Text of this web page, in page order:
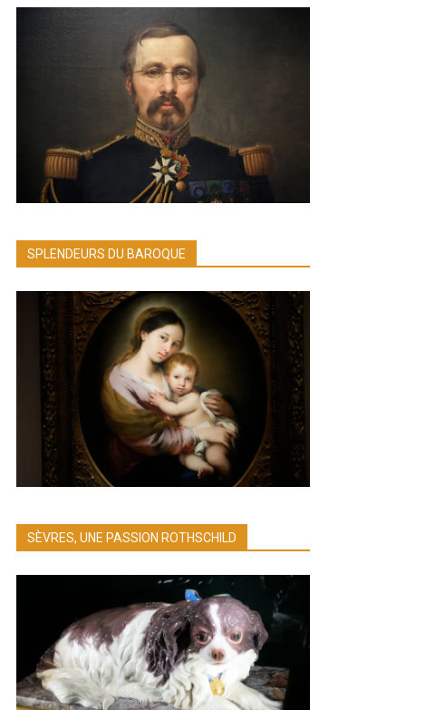
SPLENDEURS DU BAROQUE
SÈVRES, UNE PASSION ROTHSCHILD